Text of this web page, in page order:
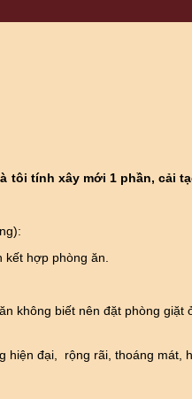
tôi tính xây mới 1 phần,
hợp phòng ăn.
không biết nên đặt phòng
đại, rộng rãi, thoáng mát,